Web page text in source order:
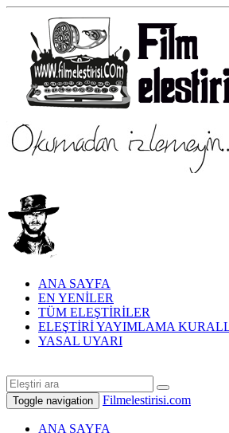
ANA SAYFA
EN YENİLER
TÜM ELEŞTİRİLER
ELEŞTİRİ YAYIMLAMA
YASAL UYARI
Toggle navigation Filmelestirisi.com
ANA SAYFA